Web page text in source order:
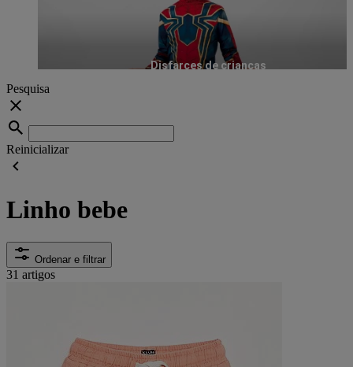
Disfarces de crianças
Pesquisa
Reinicializar
Linho bebe
Ordenar e filtrar
31 artigos